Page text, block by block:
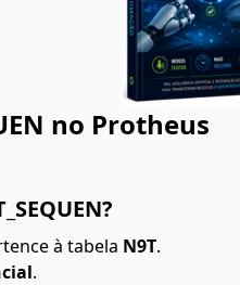
no Protheus
à tabela N9T.
.